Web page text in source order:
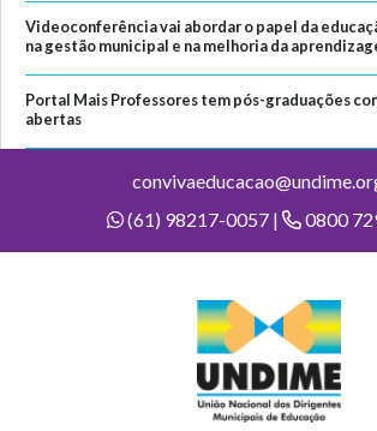
Videoconferência vai abordar o papel da
na gestão municipal e na melhoria da
Portal Mais Professores tem pós-graduações
abertas
(61) 98217-0057 |
0800